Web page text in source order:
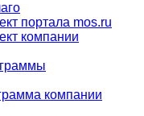
портала mos.ru
компании
компании